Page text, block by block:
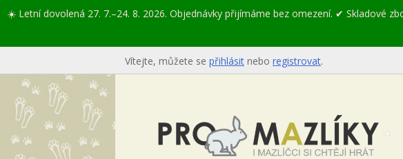
☀️ Letní dovolená 27. 7.–24. 8. 2026. Objednávky přijímáme bez omezení. ✔ Skladové
Vítejte, můžete se přihlásit nebo registrovat.